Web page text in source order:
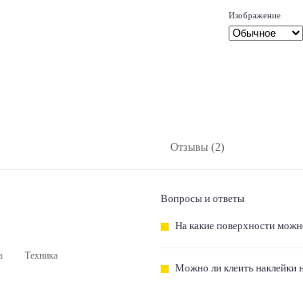
Изображение
Отзывы (2)
Техника
Вопросы и ответы
На какие поверхности
Можно ли клеить наклейки